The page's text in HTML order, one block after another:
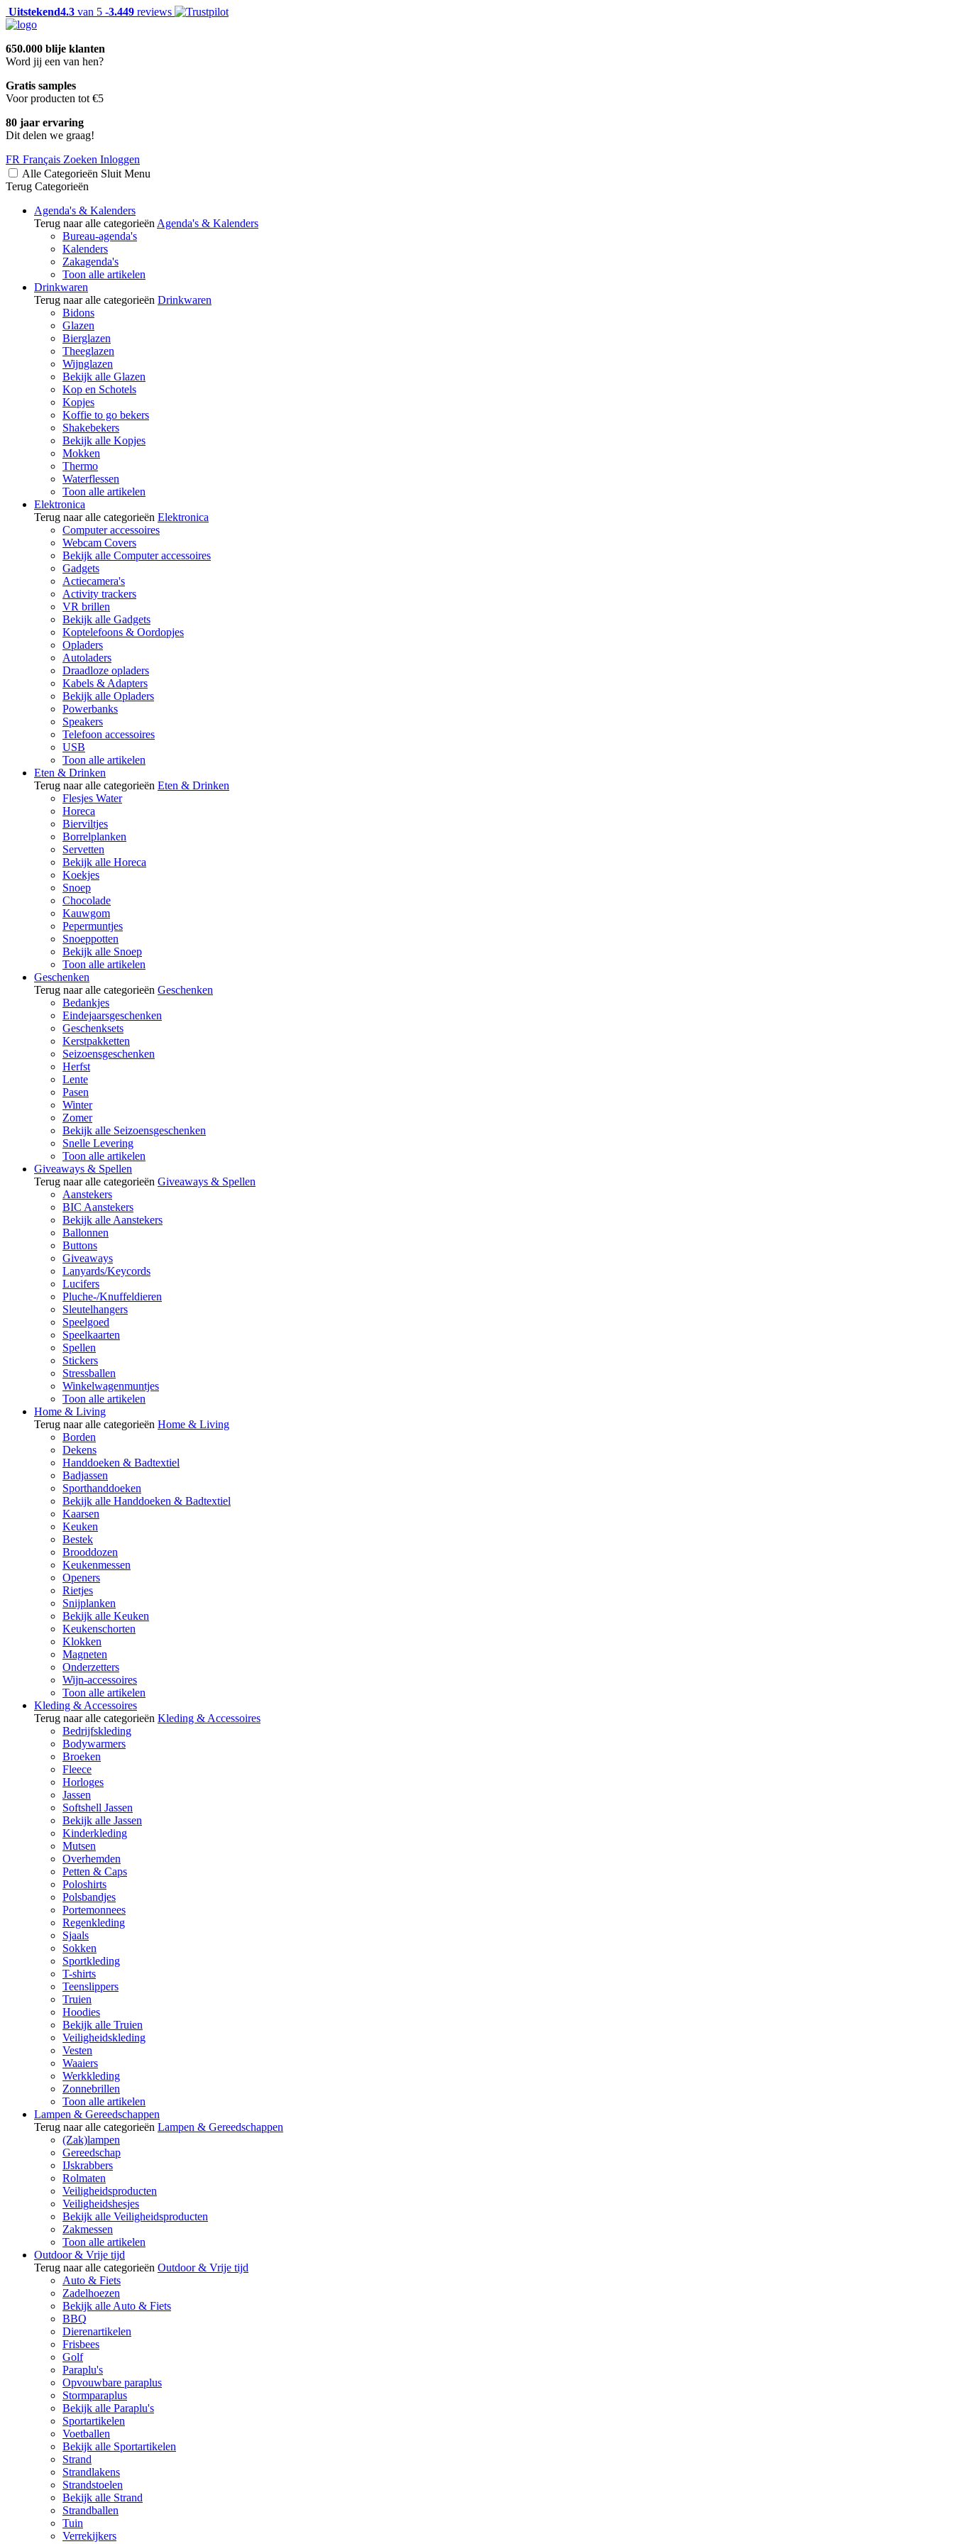
Uitstekend4.3 van 5 -3.449 reviews
650.000 blije klanten
Word jij een van hen?
Gratis samples
Voor producten tot €5
80 jaar ervaring
Dit delen we graag!
FR Français Zoeken Inloggen
Alle Categorieën Sluit Menu
Terug Categorieën
Agenda's & Kalenders
Terug naar alle categorieën Agenda's & Kalenders
Bureau-agenda's
Kalenders
Zakagenda's
Toon alle artikelen
Drinkwaren
Terug naar alle categorieën Drinkwaren
Bidons
Glazen
Bierglazen
Theeglazen
Wijnglazen
Bekijk alle Glazen
Kop en Schotels
Kopjes
Koffie to go bekers
Shakebekers
Bekijk alle Kopjes
Mokken
Thermo
Waterflessen
Toon alle artikelen
Elektronica
Terug naar alle categorieën Elektronica
Computer accessoires
Webcam Covers
Bekijk alle Computer accessoires
Gadgets
Actiecamera's
Activity trackers
VR brillen
Bekijk alle Gadgets
Koptelefoons & Oordopjes
Opladers
Autoladers
Draadloze opladers
Kabels & Adapters
Bekijk alle Opladers
Powerbanks
Speakers
Telefoon accessoires
USB
Toon alle artikelen
Eten & Drinken
Terug naar alle categorieën Eten & Drinken
Flesjes Water
Horeca
Bierviltjes
Borrelplanken
Servetten
Bekijk alle Horeca
Koekjes
Snoep
Chocolade
Kauwgom
Pepermuntjes
Snoeppotten
Bekijk alle Snoep
Toon alle artikelen
Geschenken
Terug naar alle categorieën Geschenken
Bedankjes
Eindejaarsgeschenken
Geschenksets
Kerstpakketten
Seizoensgeschenken
Herfst
Lente
Pasen
Winter
Zomer
Bekijk alle Seizoensgeschenken
Snelle Levering
Toon alle artikelen
Giveaways & Spellen
Terug naar alle categorieën Giveaways & Spellen
Aanstekers
BIC Aanstekers
Bekijk alle Aanstekers
Ballonnen
Buttons
Giveaways
Lanyards/Keycords
Lucifers
Pluche-/Knuffeldieren
Sleutelhangers
Speelgoed
Speelkaarten
Spellen
Stickers
Stressballen
Winkelwagenmuntjes
Toon alle artikelen
Home & Living
Terug naar alle categorieën Home & Living
Borden
Dekens
Handdoeken & Badtextiel
Badjassen
Sporthanddoeken
Bekijk alle Handdoeken & Badtextiel
Kaarsen
Keuken
Bestek
Brooddozen
Keukenmessen
Openers
Rietjes
Snijplanken
Bekijk alle Keuken
Keukenschorten
Klokken
Magneten
Onderzetters
Wijn-accessoires
Toon alle artikelen
Kleding & Accessoires
Terug naar alle categorieën Kleding & Accessoires
Bedrijfskleding
Bodywarmers
Broeken
Fleece
Horloges
Jassen
Softshell Jassen
Bekijk alle Jassen
Kinderkleding
Mutsen
Overhemden
Petten & Caps
Poloshirts
Polsbandjes
Portemonnees
Regenkleding
Sjaals
Sokken
Sportkleding
T-shirts
Teenslippers
Truien
Hoodies
Bekijk alle Truien
Veiligheidskleding
Vesten
Waaiers
Werkkleding
Zonnebrillen
Toon alle artikelen
Lampen & Gereedschappen
Terug naar alle categorieën Lampen & Gereedschappen
(Zak)lampen
Gereedschap
IJskrabbers
Rolmaten
Veiligheidsproducten
Veiligheidshesjes
Bekijk alle Veiligheidsproducten
Zakmessen
Toon alle artikelen
Outdoor & Vrije tijd
Terug naar alle categorieën Outdoor & Vrije tijd
Auto & Fiets
Zadelhoezen
Bekijk alle Auto & Fiets
BBQ
Dierenartikelen
Frisbees
Golf
Paraplu's
Opvouwbare paraplus
Stormparaplus
Bekijk alle Paraplu's
Sportartikelen
Voetballen
Bekijk alle Sportartikelen
Strand
Strandlakens
Strandstoelen
Bekijk alle Strand
Strandballen
Tuin
Verrekijkers